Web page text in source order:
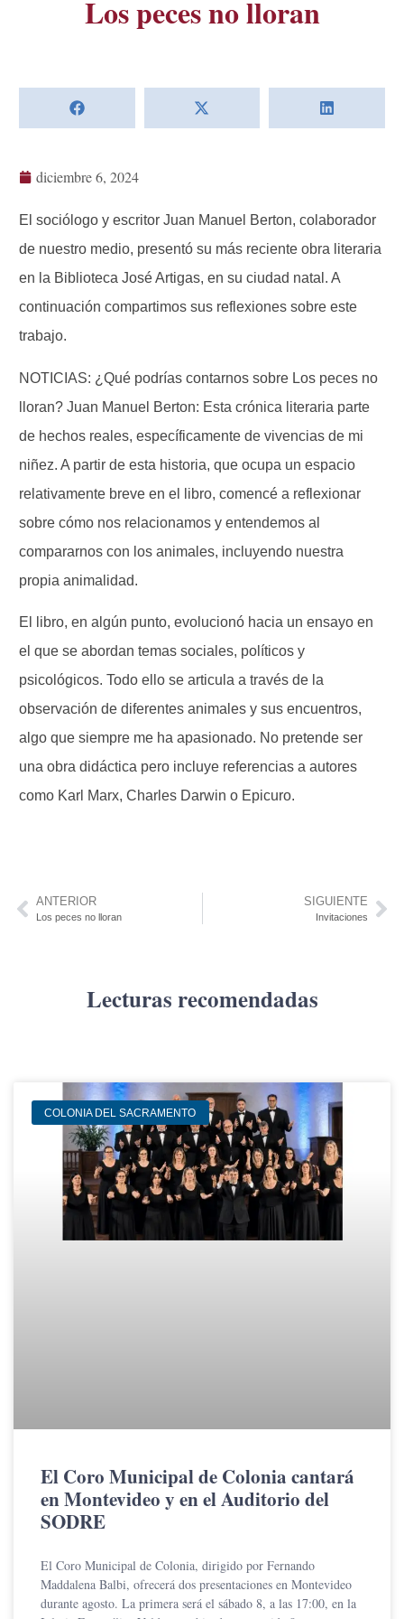
Los peces no lloran
diciembre 6, 2024
El sociólogo y escritor Juan Manuel Berton, colaborador
de nuestro medio, presentó su más reciente obra literaria
en la Biblioteca José Artigas, en su ciudad natal. A
continuación compartimos sus reflexiones sobre este
trabajo.
NOTICIAS: ¿Qué podrías contarnos sobre Los peces no
lloran? Juan Manuel Berton: Esta crónica literaria parte
de hechos reales, específicamente de vivencias de mi
niñez. A partir de esta historia, que ocupa un espacio
relativamente breve en el libro, comencé a reflexionar
sobre cómo nos relacionamos y entendemos al
compararnos con los animales, incluyendo nuestra
propia animalidad.
El libro, en algún punto, evolucionó hacia un ensayo en
el que se abordan temas sociales, políticos y
psicológicos. Todo ello se articula a través de la
observación de diferentes animales y sus encuentros,
algo que siempre me ha apasionado. No pretende ser
una obra didáctica pero incluye referencias a autores
como Karl Marx, Charles Darwin o Epicuro.
ANTERIOR
Los peces no lloran
SIGUIENTE
Invitaciones
Lecturas recomendadas
COLONIA DEL SACRAMENTO
El Coro Municipal de Colonia cantará
en Montevideo y en el Auditorio del
SODRE
El Coro Municipal de Colonia, dirigido por Fernando
Maddalena Balbi, ofrecerá dos presentaciones en Montevideo
durante agosto. La primera será el sábado 8, a las 17:00, en la